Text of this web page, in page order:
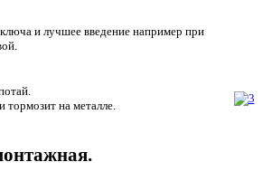
и лучшее введение например при
тормозит на металле.